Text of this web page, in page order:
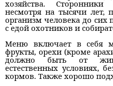
хозяйства.
несмотря на тысячи лет,
организм человека до сих
с едой охотников и
Меню включает в себя
фрукты, орехи (кроме
должно быть от
естественных условиях,
кормов. Также хорошо